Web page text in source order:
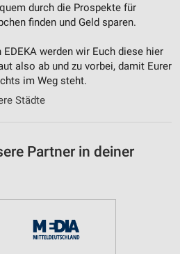
durch die Prospekte für
finden und Geld sparen.
werden wir Euch diese hier
also ab und zu vorbei, damit Eurer
im Weg steht.
Städte
Partner in deiner